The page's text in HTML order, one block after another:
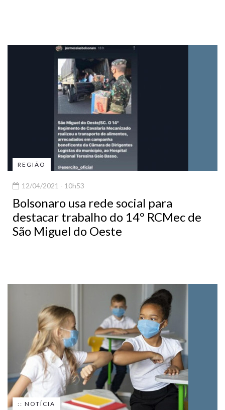
REGIÃO
12/04/2021 - 10h53
Bolsonaro usa rede social para
destacar trabalho do 14º RCMec de
São Miguel do Oeste
:: NOTÍCIA